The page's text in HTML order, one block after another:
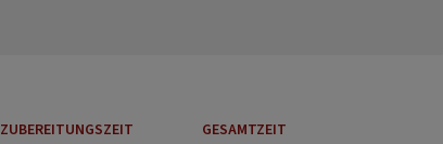
ZUBEREITUNGSZEIT GESAMTZEIT